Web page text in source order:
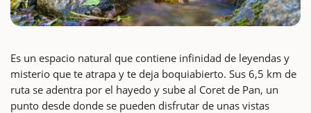
Es un espacio natural que contiene infinidad de leyendas y
misterio que te atrapa y te deja boquiabierto. Sus 6,5 km de
ruta se adentra por el hayedo y sube al Coret de Pan, un
punto desde donde se pueden disfrutar de unas vistas